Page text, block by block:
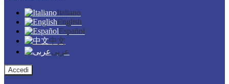
Italiano
English
Español
中文
عربى
Accedi